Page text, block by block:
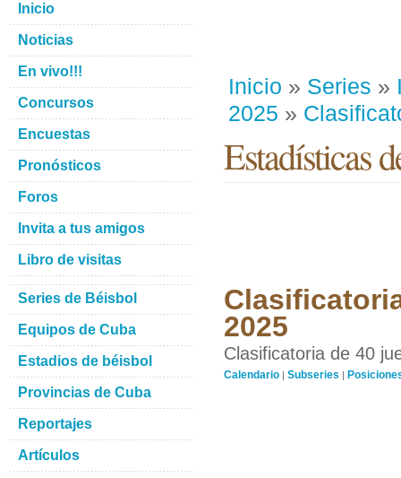
Inicio » Series »
2025 »
Estadísticas
2025
Clasificatoria de 40
Calendario | Subseries |
Inicio
Noticias
En vivo!!!
Concursos
Encuestas
Pronósticos
Foros
Invita a tus amigos
Libro de visitas
Series de Béisbol
Equipos de Cuba
Estadios de béisbol
Provincias de Cuba
Reportajes
Artículos